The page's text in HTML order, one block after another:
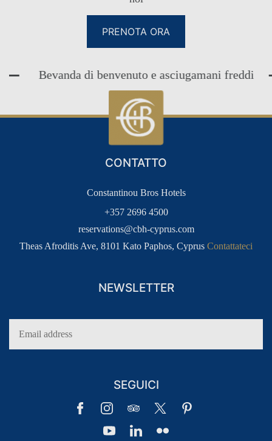
CLUB DI FIDELIZZAZIONE DEGLI
PRENOTA ORA
Bevanda di benvenuto e asciugamani freddi
CONTATTO
Constantinou Bros Hotels
+357 2696 4500
reservations@cbh-cyprus.com
Theas Afroditis Ave, 8101 Kato Paphos, Cyprus Contattateci
NEWSLETTER
SEGUICI